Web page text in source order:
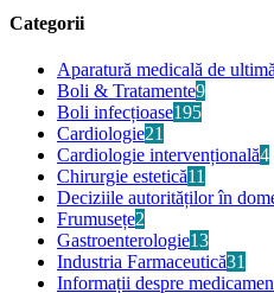
Categorii
Aparatură medicală de
Boli & Tratamente9
Boli infecțioase195
Cardiologie21
Cardiologie intervențională4
Chirurgie estetică11
Deciziile autorităților în
Frumusețe2
Gastroenterologie13
Industria Farmaceutică31
Informații despre